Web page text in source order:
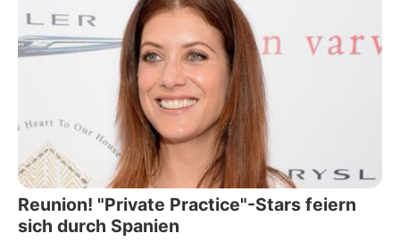
Reunion! "Private Practice"-Stars feiern
sich durch Spanien